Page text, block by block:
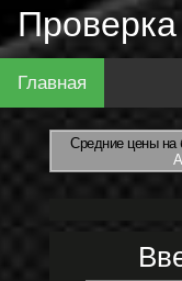
Главная
Средние цены на